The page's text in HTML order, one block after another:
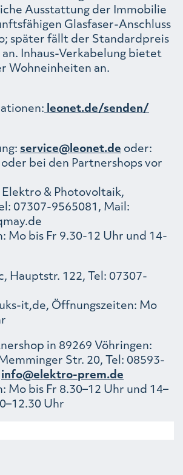
Ausstattung der Immobilie
Glasfaser-Anschluss
später fällt der Standardpreis
Inhaus-Verkabelung bietet
Wohneinheiten an.
leonet.de/senden/
service@leonet.de oder:
bei den Partnershops vor
& Photovoltaik,
07307-9565081, Mail:
Mo bis Fr 9.30-12 Uhr und 14-
Hauptstr. 122, Tel: 07307-
it,de, Öffnungszeiten: Mo
in 89269 Vöhringen:
Str. 20, Tel: 08593-
info@elektro-prem.de
Mo bis Fr 8.30–12 Uhr und 14–
Uhr